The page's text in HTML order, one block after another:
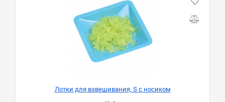
Лотки для взвешивания, S с носиком